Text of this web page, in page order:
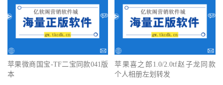
苹果微商国宝-TF二宝同款041版
本
苹果喜之郎1.0/2.0tf赵子龙同款
个人相册左划转发